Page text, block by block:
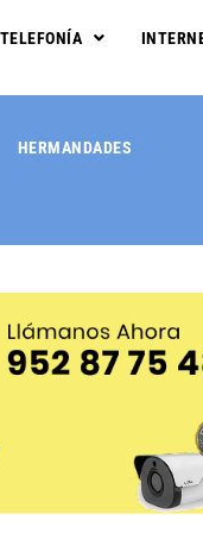
TELEFONÍA
HERMANDADES